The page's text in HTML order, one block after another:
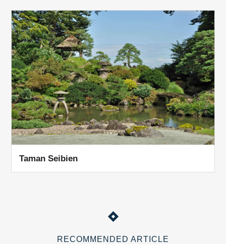
Taman Seibien
RECOMMENDED ARTICLE